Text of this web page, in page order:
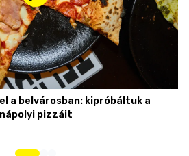
a belvárosban: kipróbáltuk a
pizzáit